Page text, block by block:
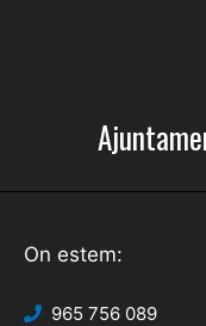
On estem:
965 756 089